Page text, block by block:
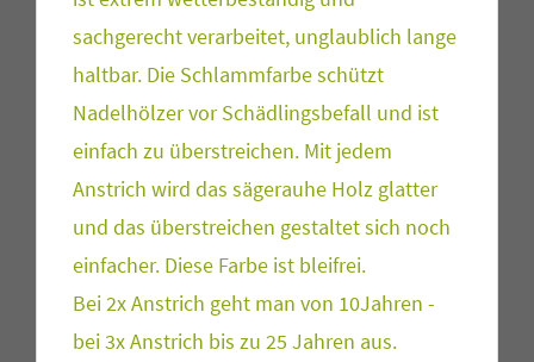
sachgerecht verarbeitet, unglaublich lange
haltbar. Die Schlammfarbe schützt
Nadelhölzer vor Schädlingsbefall und ist
einfach zu überstreichen. Mit jedem
Anstrich wird das sägerauhe Holz glatter
und das überstreichen gestaltet sich noch
einfacher. Diese Farbe ist bleifrei.
Bei 2x Anstrich geht man von 10Jahren -
bei 3x Anstrich bis zu 25 Jahren aus.